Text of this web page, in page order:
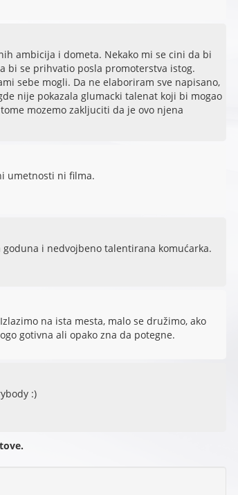
ambicija i dometa. Nekako mi se cini da bi
bi se prihvatio posla promoterstva istog.
sebe mogli. Da ne elaboriram sve napisano,
nije pokazala glumacki talenat koji bi mogao
mozemo zakljuciti da je ovo njena
umetnosti ni filma.
i nedvojbeno talentirana komućarka.
na ista mesta, malo se družimo, ako
gotivna ali opako zna da potegne.
:)